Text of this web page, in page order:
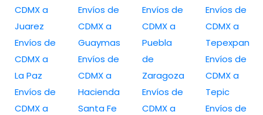
CDMX a
Juarez
Envíos de
CDMX a
La Paz
Envíos de
CDMX a
Envíos de
CDMX a
Guaymas
Envíos de
CDMX a
Hacienda
Santa Fe
Envíos de
CDMX a
Puebla
de
Zaragoza
Envíos de
CDMX a
Envíos de
CDMX a
Tepexpan
Envíos de
CDMX a
Tepic
Envíos de